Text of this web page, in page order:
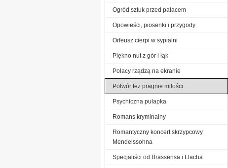
Ogród sztuk przed pałacem
Opowieści, piosenki i przygody
Orfeusz cierpi w sypialni
Piękno nut z gór i łąk
Polacy rządzą na ekranie
Potwór też pragnie miłości
Psychiczna pułapka
Romans kryminalny
Romantyczny koncert skrzypcowy
Mendelssohna
Specjaliści od Brassensa i Llacha